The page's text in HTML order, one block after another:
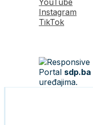
YouTube
Instagram
TikTok
Portal sdp.ba
uređajima.